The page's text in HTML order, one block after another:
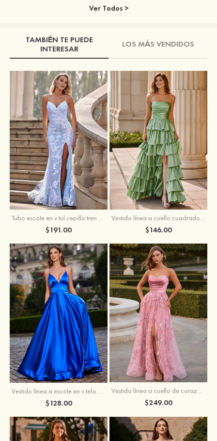
Ver Todos >
TAMBIÉN TE PUEDE
INTERESAR
LOS MÁS VENDIDOS
Tubo escote en v tul cepillo tren vestido de graduación
$191.00
Vestido línea a cuello cuadrado tafetán hasta el suelo vestido de graduación con volantes
$146.00
Vestido línea a escote en v tela charmeuse hasta el suelo vestido de graduación
$128.00
Vestido línea a cuello de corazón tul cola de barrido vestido de graduación
$249.00